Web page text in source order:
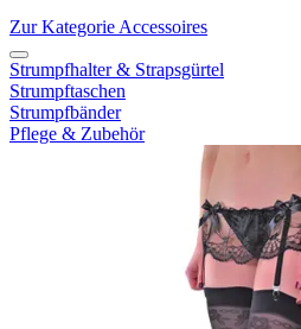
Zur Kategorie Accessoires
Strumpfhalter & Strapsgürtel
Strumpftaschen
Strumpfbänder
Pflege & Zubehör